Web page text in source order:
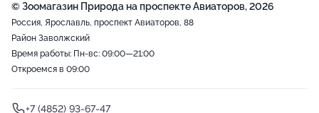
© Зоомагазин Природа на проспекте Авиаторов, 2026
Россия, Ярославль, проспект Авиаторов, 88
Район Заволжский
Время работы: Пн-вс: 09:00—21:00
Откроемся в 09:00
+7 (4852) 93-67-47